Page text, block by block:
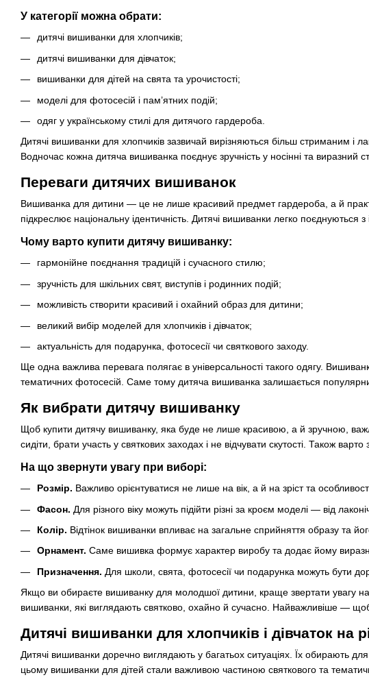
У категорії можна обрати:
дитячі вишиванки для хлопчиків;
дитячі вишиванки для дівчаток;
вишиванки для дітей на свята та урочистості;
моделі для фотосесій і пам’ятних подій;
одяг у українському стилі для дитячого гардероба.
Дитячі вишиванки для хлопчиків зазвичай вирізняються більш стриманим і
Водночас кожна дитяча вишиванка поєднує зручність у носінні та виразний
Переваги дитячих вишиванок
Вишиванка для дитини — це не лише красивий предмет гардероба, а й
підкреслює національну ідентичність. Дитячі вишиванки легко
Чому варто купити дитячу вишиванку:
гармонійне поєднання традицій і сучасного стилю;
зручність для шкільних свят, виступів і родинних подій;
можливість створити красивий і охайний образ для дитини;
великий вибір моделей для хлопчиків і дівчаток;
актуальність для подарунка, фотосесії чи святкового заходу.
Ще одна важлива перевага полягає в універсальності такого одягу.
тематичних фотосесій. Саме тому дитяча вишиванка залишається
Як вибрати дитячу вишиванку
Щоб купити дитячу вишиванку, яка буде не лише красивою, а й зручною,
сидіти, брати участь у святкових заходах і не відчувати скутості. Також
На що звернути увагу при виборі:
Розмір. Важливо орієнтуватися не лише на вік, а й на зріст та
Фасон. Для різного віку можуть підійти різні за кроєм моделі — від
Колір. Відтінок вишиванки впливає на загальне сприйняття образу та
Орнамент. Саме вишивка формує характер виробу та додає йому
Призначення. Для школи, свята, фотосесії чи подарунка можуть бути
Якщо ви обираєте вишиванку для молодшої дитини, краще звертати увагу на
вишиванки, які виглядають святково, охайно й сучасно. Найважливіше —
Дитячі вишиванки для хлопчиків і дівчаток на
Дитячі вишиванки доречно виглядають у багатьох ситуаціях. Їх обирають
цьому вишиванки для дітей стали важливою частиною святкового та